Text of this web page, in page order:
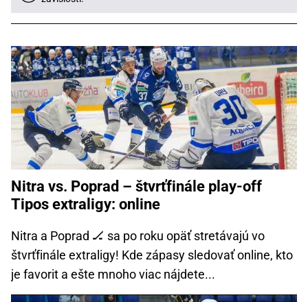
Nitra vs. Poprad – štvrťfinále play-off
Tipos extraligy: online
Nitra a Poprad 🏒 sa po roku opäť stretávajú vo
štvrťfinále extraligy! Kde zápasy sledovať online, kto
je favorit a ešte mnoho viac nájdete...